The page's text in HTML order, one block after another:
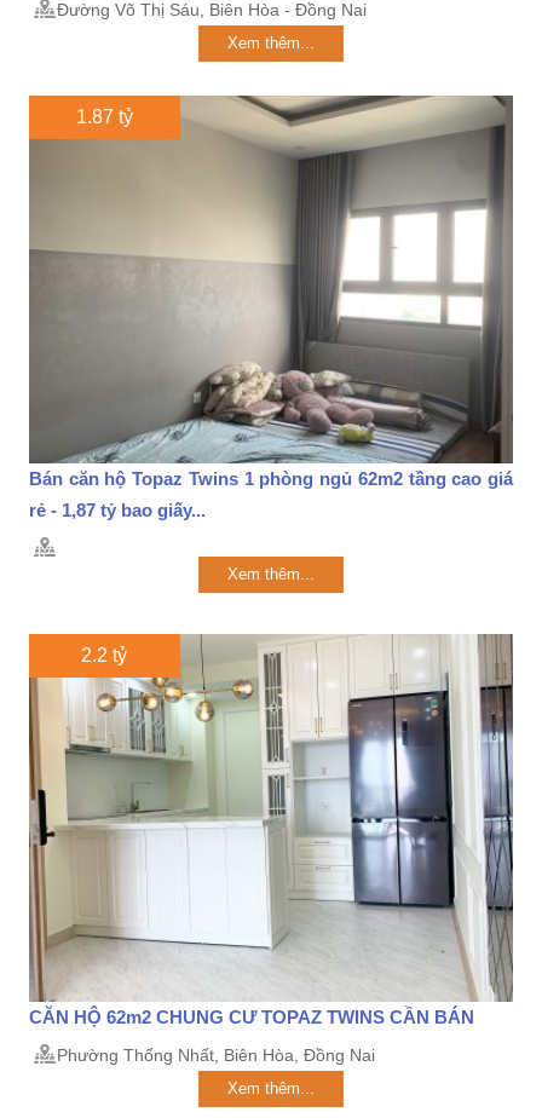
Đường Võ Thị Sáu, Biên Hòa - Đồng Nai
Xem thêm...
1.87 tỷ
Bán căn hộ Topaz Twins 1 phòng ngủ 62m2 tầng cao giá
rẻ - 1,87 tỷ bao giấy...
Xem thêm...
2.2 tỷ
CĂN HỘ 62m2 CHUNG CƯ TOPAZ TWINS CẦN BÁN
Phường Thống Nhất, Biên Hòa, Đồng Nai
Xem thêm...